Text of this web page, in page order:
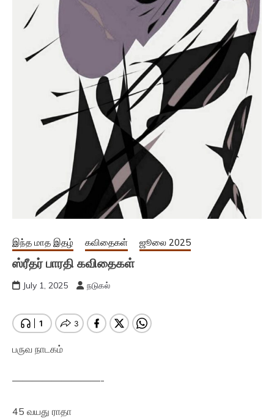
இந்த மாத இதழ் கவிதைகள் ஜூலை 2025
ஸ்ரீதர் பாரதி கவிதைகள்
July 1, 2025 நடுகல்
பருவ நாடகம்
—————————-
45 வயது ராதா